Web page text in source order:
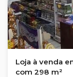
Loja à venda
com 298 m²